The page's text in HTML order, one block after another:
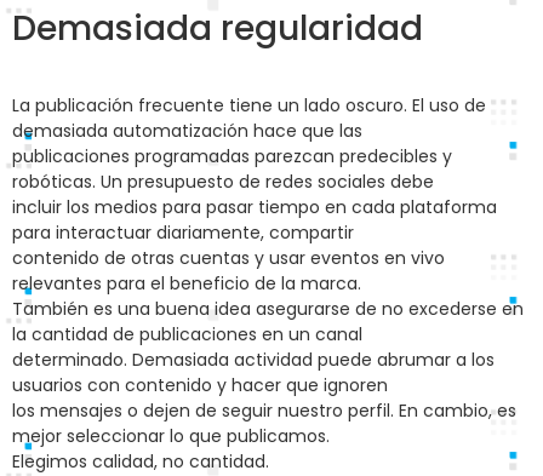
Demasiada regularidad
La publicación frecuente tiene un lado oscuro. El uso de
demasiada automatización hace que las
publicaciones programadas parezcan predecibles y
robóticas. Un presupuesto de redes sociales debe
incluir los medios para pasar tiempo en cada plataforma
para interactuar diariamente, compartir
contenido de otras cuentas y usar eventos en vivo
relevantes para el beneficio de la marca.
También es una buena idea asegurarse de no excederse en
la cantidad de publicaciones en un canal
determinado. Demasiada actividad puede abrumar a los
usuarios con contenido y hacer que ignoren
los mensajes o dejen de seguir nuestro perfil. En cambio, es
mejor seleccionar lo que publicamos.
Elegimos calidad, no cantidad.